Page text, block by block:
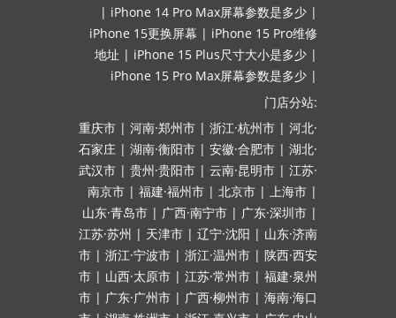
| iPhone 14 Pro Max屏幕参数是多少 |
iPhone 15更换屏幕 | iPhone 15 Pro维修
地址 | iPhone 15 Plus尺寸大小是多少 |
iPhone 15 Pro Max屏幕参数是多少 |
门店分站:
重庆市 | 河南·郑州市 | 浙江·杭州市 | 河北·
石家庄 | 湖南·衡阳市 | 安徽·合肥市 | 湖北·
武汉市 | 贵州·贵阳市 | 云南·昆明市 | 江苏·
南京市 | 福建·福州市 | 北京市 | 上海市 |
山东·青岛市 | 广西·南宁市 | 广东·深圳市 |
江苏·苏州 | 天津市 | 辽宁·沈阳 | 山东·济南
市 | 浙江·宁波市 | 浙江·温州市 | 陕西·西安
市 | 山西·太原市 | 江苏·常州市 | 福建·泉州
市 | 广东·广州市 | 广西·柳州市 | 海南·海口